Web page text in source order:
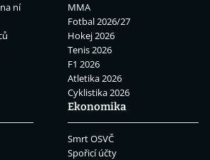
ní
MMA
Fotbal 2026/27
Hokej 2026
Tenis 2026
F1 2026
Atletika 2026
Cyklistika 2026
Ekonomika
Smrt OSVČ
Spořicí účty